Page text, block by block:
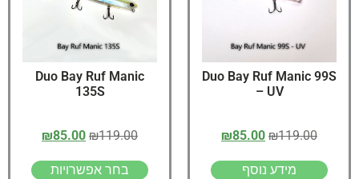
Duo Bay Ruf Manic 99S
– UV
₪119.00
₪85.00
מידע נוסף
Duo Bay Ruf Manic
135S
₪119.00
₪85.00
בחר אפשרויות